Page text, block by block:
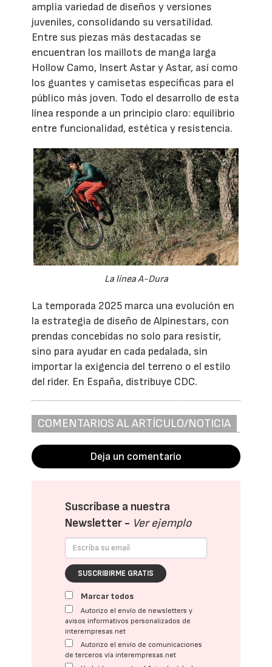
amplia variedad de diseños y versiones
juveniles, consolidando su versatilidad.
Entre sus piezas más destacadas se
encuentran los maillots de manga larga
Hollow Camo, Insert Astar y Astar, así como
los guantes y camisetas específicas para el
público más joven. Todo el desarrollo de esta
línea responde a un principio claro: equilibrio
entre funcionalidad, estética y resistencia.
La línea A-Dura
La temporada 2025 marca una evolución en
la estrategia de diseño de Alpinestars, con
prendas concebidas no solo para resistir,
sino para ayudar en cada pedalada, sin
importar la exigencia del terreno o el estilo
del rider. En España, distribuye CDC.
COMENTARIOS AL ARTÍCULO/NOTICIA
Deja un comentario
Suscríbase a nuestra
Newsletter - Ver ejemplo
SUSCRIBIRME GRATIS
Marcar todos
Autorizo el envío de newsletters y
avisos informativos personalizados de
interempresas.net
Autorizo el envío de comunicaciones
de terceros vía interempresas.net